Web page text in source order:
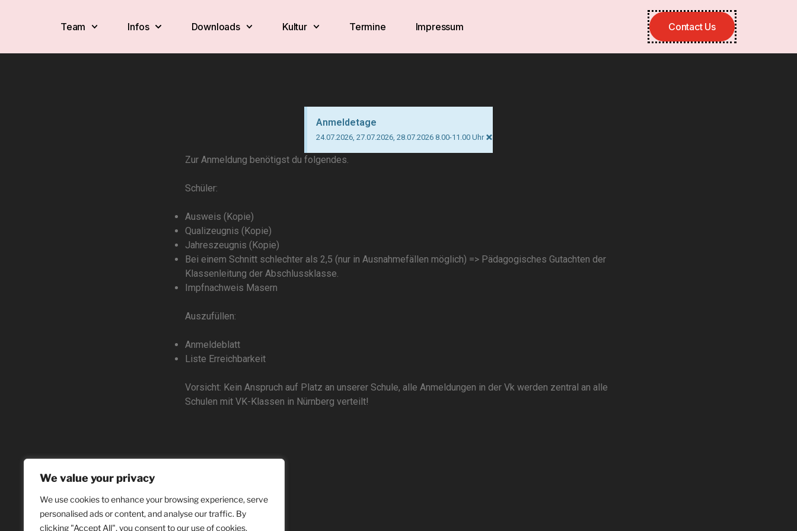
We value your privacy
We use cookies to enhance your browsing experience, serve
personalised ads or content, and analyse our traffic. By
clicking "Accept All", you consent to our use of cookies.
Team Infos Downloads Kultur Termine Impressum Contact Us
Anmeldetage
24.07.2026, 27.07.2026, 28.07.2026 8.00-11.00 Uhr ×
Zur Anmeldung benötigst du folgendes.
Schüler:
Ausweis (Kopie)
Qualizeugnis (Kopie)
Jahreszeugnis (Kopie)
Bei einem Schnitt schlechter als 2,5 (nur in Ausnahmefällen möglich) => Pädagogisches Gutachten der
Klassenleitung der Abschlussklasse.
Impfnachweis Masern
Auszufüllen:
Anmeldeblatt
Liste Erreichbarkeit
Vorsicht: Kein Anspruch auf Platz an unserer Schule, alle Anmeldungen in der Vk werden zentral an alle
Schulen mit VK-Klassen in Nürnberg verteilt!